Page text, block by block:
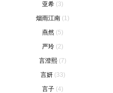
亚希 (3)
烟雨江南 (1)
燕然 (5)
严玲 (2)
言澄熙 (7)
言妍 (33)
言子 (4)